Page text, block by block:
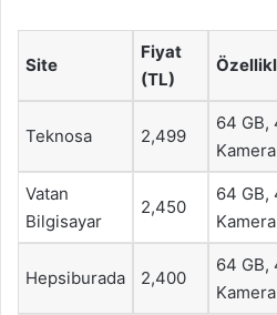
Site
Fiyat
(TL)
Teknosa 2,499
64 GB,
Kamera
Vatan
Bilgisayar
2,450
64 GB,
Kamera
Hepsiburada 2,400
64 GB,
Kamera